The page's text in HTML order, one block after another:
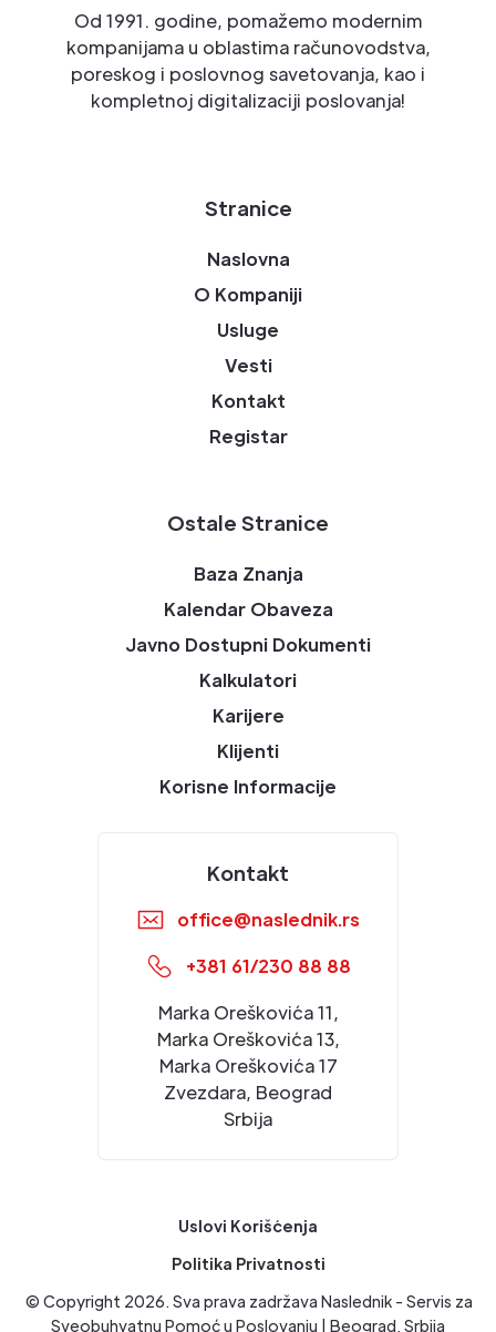
Od 1991. godine, pomažemo modernim
kompanijama u oblastima računovodstva,
poreskog i poslovnog savetovanja, kao i
kompletnoj digitalizaciji poslovanja!
Stranice
Naslovna
O Kompaniji
Usluge
Vesti
Kontakt
Registar
Ostale Stranice
Baza Znanja
Kalendar Obaveza
Javno Dostupni Dokumenti
Kalkulatori
Karijere
Klijenti
Korisne Informacije
Kontakt
office@naslednik.rs
+381 61/230 88 88
Marka Oreškovića 11,
Marka Oreškovića 13,
Marka Oreškovića 17
Zvezdara, Beograd
Srbija
Uslovi Korišćenja
Politika Privatnosti
© Copyright 2026. Sva prava zadržava Naslednik - Servis za
Sveobuhvatnu Pomoć u Poslovanju | Beograd, Srbija